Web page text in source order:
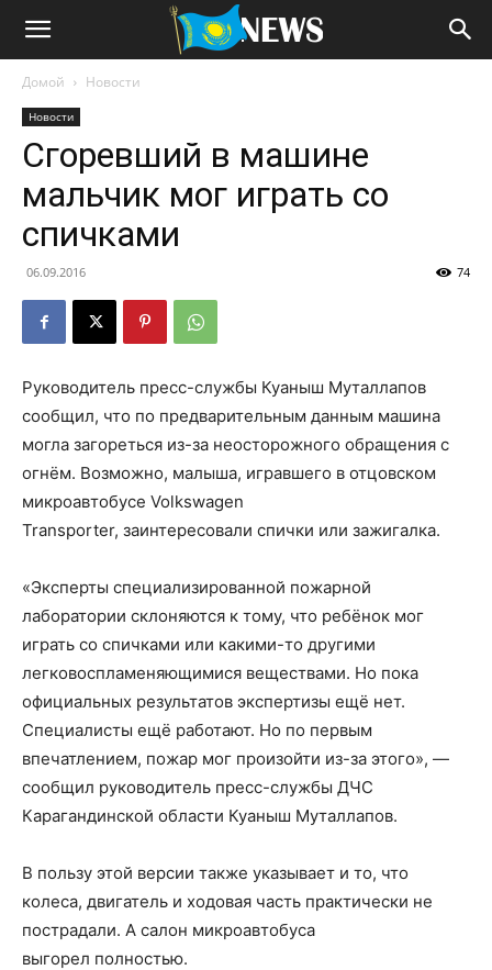
Домой Новости
Новости
Сгоревший в машине
мальчик мог играть со
спичками
06.09.2016 74
Руководитель пресс-службы Куаныш Муталлапов
сообщил, что по предварительным данным машина
могла загореться из-за неосторожного обращения с
огнём. Возможно, малыша, игравшего в отцовском
микроавтобусе Volkswagen
Transporter, заинтересовали спички или зажигалка.
«Эксперты специализированной пожарной
лаборатории склоняются к тому, что ребёнок мог
играть со спичками или какими-то другими
легковоспламеняющимися веществами. Но пока
официальных результатов экспертизы ещё нет.
Специалисты ещё работают. Но по первым
впечатлением, пожар мог произойти из-за этого», —
сообщил руководитель пресс-службы ДЧС
Карагандинской области Куаныш Муталлапов.
В пользу этой версии также указывает и то, что
колеса, двигатель и ходовая часть практически не
пострадали. А салон микроавтобуса
выгорел полностью.